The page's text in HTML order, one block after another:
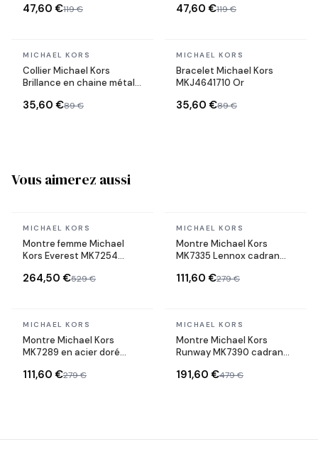
47,60 €119 € 47,60 €119 €
En stock
MICHAEL KORS
Collier Michael Kors
Brillance en chaine métal
35,60 €89 €
En stock
MICHAEL KORS
Bracelet Michael Kors
MKJ4641710 Or
35,60 €89 €
Vous aimerez aussi
En stock
MICHAEL KORS
Montre femme Michael
Kors Everest MK7254
de cristaux
264,50 €529 €
En stock
MICHAEL KORS
Montre Michael Kors
MK7335 Lennox cadran
inoxydable
111,60 €279 €
En stock
MICHAEL KORS
Montre Michael Kors
MK7289 en acier doré
cristaux
111,60 €279 €
En stock
MICHAEL KORS
Montre Michael Kors
Runway MK7390 cadran
191,60 €479 €